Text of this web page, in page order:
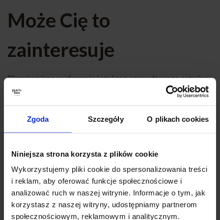
Zgoda Szczegóły O plikach cookies
Niniejsza strona korzysta z plików cookie
Wykorzystujemy pliki cookie do spersonalizowania treści
i reklam, aby oferować funkcje społecznościowe i
analizować ruch w naszej witrynie. Informacje o tym, jak
korzystasz z naszej witryny, udostępniamy partnerom
społecznościowym, reklamowym i analitycznym.
Może Cię to
zainteresuje
Planujesz inne wydarzenie i szukasz sprawdzonego cateringu
w Bydgoszczy? Sprawdź nasze pozostałe propozycje!
Oferujemy szeroki wybór zestawów na różne okazje – każdy
Komunię Bydgoszcz
Catering Na Urodziny Bydgoszcz
Catering Eventowy Bydgoszcz
Firm Bydgoszcz
Catering Na Imprezy Domowe Bydgoszcz
Finger Food Bydgoszcz,Catering Okolicznościowy
Bydgoszcz,Catering Na Baby Shower Bydgoszcz ,
Super Boxy Bydgoszcz,Catering Andrzejkowy Bydgoszcz
Catering na Karnawał Bydgoszcz,Catering Na Wigilię